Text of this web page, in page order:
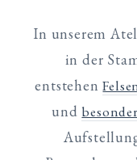
In unserem
in der
entstehen
und